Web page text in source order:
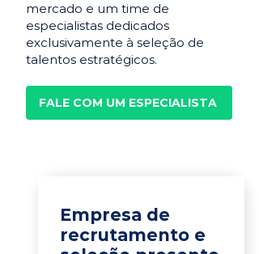
mercado e um time de
especialistas dedicados
exclusivamente à seleção de
talentos estratégicos.
FALE COM UM ESPECIALISTA
Empresa de
recrutamento e